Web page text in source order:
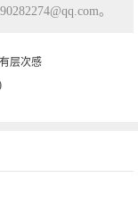
。
层次感